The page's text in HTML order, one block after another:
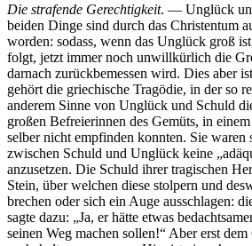
Die strafende Gerechtigkeit. — Unglück
beiden Dinge sind durch das Christentum
worden: sodass, wenn das Unglück groß
folgt, jetzt immer noch unwillkürlich die
darnach zurückbemessen wird. Dies aber
gehört die griechische Tragödie, in der so
anderem Sinne von Unglück und Schuld
großen Befreierinnen des Gemüts, in
selber nicht empfinden konnten. Sie waren
zwischen Schuld und Unglück keine
anzusetzen. Die Schuld ihrer tragischen
Stein, über welchen diese stolpern und
brechen oder sich ein Auge ausschlagen:
sagte dazu: „Ja, er hätte etwas
seinen Weg machen sollen!“ Aber erst